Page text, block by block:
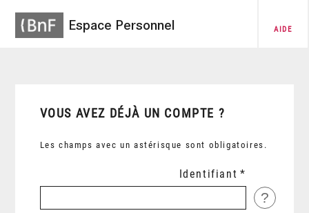
Espace Personnel AIDE
VOUS AVEZ DÉJÀ UN COMPTE ?
Les champs avec un astérisque sont obligatoires.
Identifiant
?